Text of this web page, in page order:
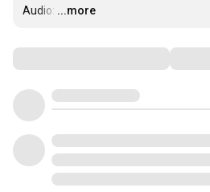
Audio: …
...more